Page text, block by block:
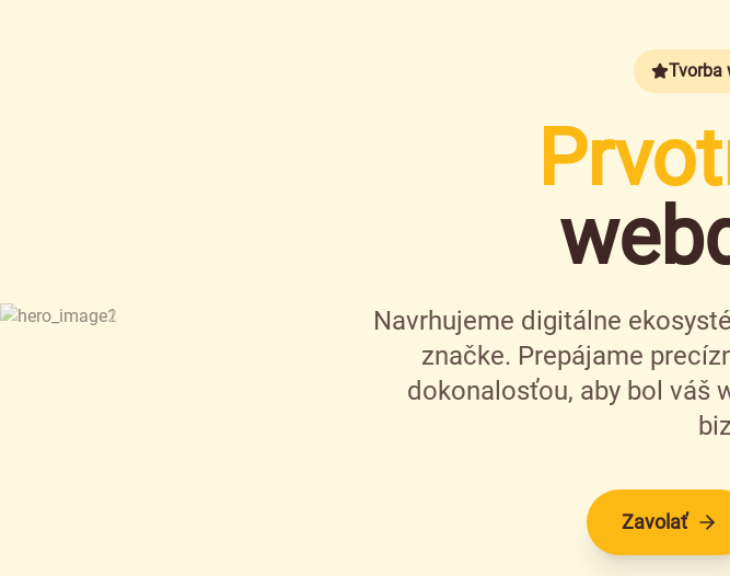
Tvorba
Navrhujeme digitálne
značke. Prepájame
dokonalosťou, aby bol váš
Zavolať